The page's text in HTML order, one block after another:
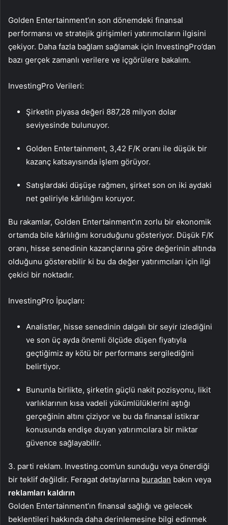
Golden Entertainment’ın son dönemdeki finansal
performansı ve stratejik girişimleri yatırımcıların ilgisini
çekiyor. Daha fazla bağlam sağlamak için InvestingPro’dan
bazı gerçek zamanlı verilere ve içgörülere bakalım.
InvestingPro Verileri:
Şirketin piyasa değeri 887,28 milyon dolar
seviyesinde bulunuyor.
Golden Entertainment, 3,42 F/K oranı ile düşük bir
kazanç katsayısında işlem görüyor.
Satışlardaki düşüşe rağmen, şirket son on iki aydaki
net geliriyle kârlılığını koruyor.
Bu rakamlar, Golden Entertainment’ın zorlu bir ekonomik
ortamda bile kârlılığını koruduğunu gösteriyor. Düşük F/K
oranı, hisse senedinin kazançlarına göre değerinin altında
olduğunu gösterebilir ki bu da değer yatırımcıları için ilgi
çekici bir noktadır.
InvestingPro İpuçları:
Analistler, hisse senedinin dalgalı bir seyir izlediğini
ve son üç ayda önemli ölçüde düşen fiyatıyla
geçtiğimiz ay kötü bir performans sergilediğini
belirtiyor.
Bununla birlikte, şirketin güçlü nakit pozisyonu, likit
varlıklarının kısa vadeli yükümlülüklerini aştığı
gerçeğinin altını çiziyor ve bu da finansal istikrar
konusunda endişe duyan yatırımcılara bir miktar
güvence sağlayabilir.
3. parti reklam. Investing.com’un sunduğu veya önerdiği
bir teklif değildir. Feragat detaylarına buradan bakın veya
reklamları kaldırın
Golden Entertainment’ın finansal sağlığı ve gelecek
beklentileri hakkında daha derinlemesine bilgi edinmek